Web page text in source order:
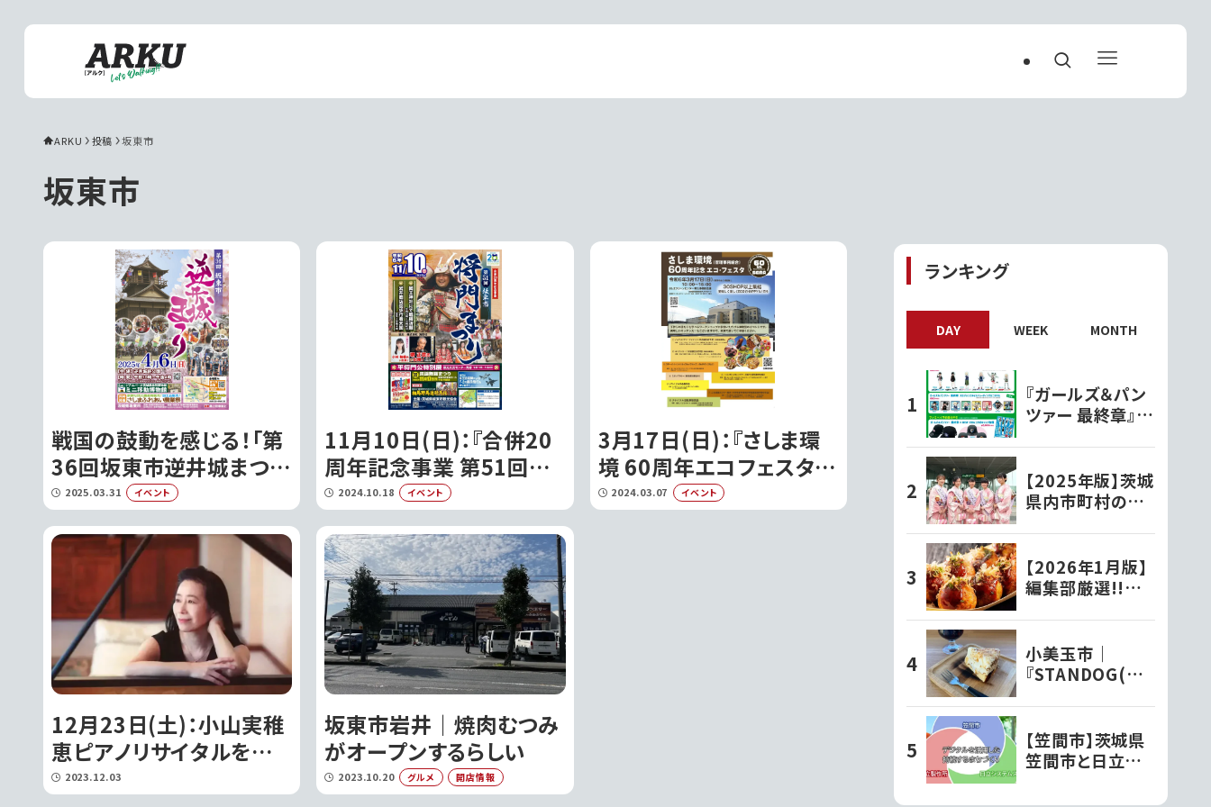
ARKU 投稿 坂東市
坂東市
戦国の鼓動を感じる！「第
36回坂東市逆井城まつ
り」開催｜坂東市
2025.03.31 イベント
11月10日(日)：『合併20
周年記念事業 第51回坂
東市将門まつり』を開催｜
坂東市
2024.10.18 イベント
3月17日(日)：『さしま環
境 60周年エコフェスタ』
が開催されます｜坂東市
2024.03.07 イベント
12月23日(土)：小山実稚
恵ピアノリサイタルを開
催!!｜坂東市
2023.12.03
坂東市岩井｜焼肉むつみ
がオープンするらしい
2023.10.20 グルメ 開店情報
ランキング
DAY WEEK MONTH
『ガールズ＆パン
ツァー 最終章』オ
種ファミリーマー
トで発売開始!!
【2025年版】茨城
県内市町村の観
介！
【2026年1月版】
編集部厳選!!茨
焼き屋』
小美玉市｜
『STANDOG(ス
ただく絶品チーズ
ケーキ!!
【笠間市】茨城県
笠間市と日立お
ズが、デジタルを